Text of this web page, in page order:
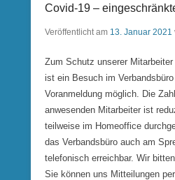
Covid-19 –
Veröffentlicht am 13. Januar 2021
Zum Schutz unserer
ist ein Besuch im
Voranmeldung möglich. Die
anwesenden Mitarbeiter ist
teilweise im Homeoffice
das Verbandsbüro auch am
telefonisch erreichbar. Wir
Sie können uns Mitteilungen